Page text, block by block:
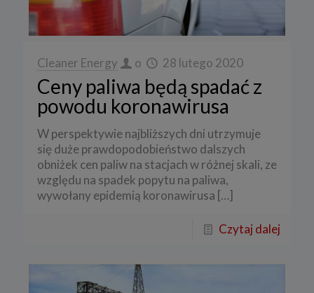
Cleaner Energy o 28 lutego 2020
Ceny paliwa będą spadać z
powodu koronawirusa
W perspektywie najbliższych dni utrzymuje
się duże prawdopodobieństwo dalszych
obniżek cen paliw na stacjach w różnej skali, ze
względu na spadek popytu na paliwa,
wywołany epidemią koronawirusa […]
Czytaj dalej